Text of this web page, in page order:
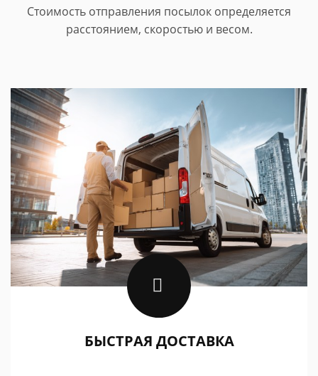
Стоимость отправления посылок определяется
расстоянием, скоростью и весом.
БЫСТРАЯ ДОСТАВКА